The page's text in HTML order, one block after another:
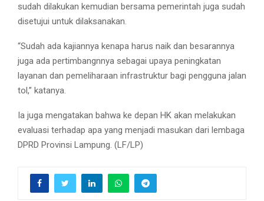
sudah dilakukan kemudian bersama pemerintah juga sudah
disetujui untuk dilaksanakan.
“Sudah ada kajiannya kenapa harus naik dan besarannya
juga ada pertimbangnnya sebagai upaya peningkatan
layanan dan pemeliharaan infrastruktur bagi pengguna jalan
tol,” katanya.
Ia juga mengatakan bahwa ke depan HK akan melakukan
evaluasi terhadap apa yang menjadi masukan dari lembaga
DPRD Provinsi Lampung. (LF/LP)